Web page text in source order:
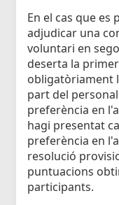
En el cas que
adjudicar una
voluntari en
deserta la
obligatòriament
part del
preferència en
hagi presentat
preferència en
resolució
puntuacions
participants.